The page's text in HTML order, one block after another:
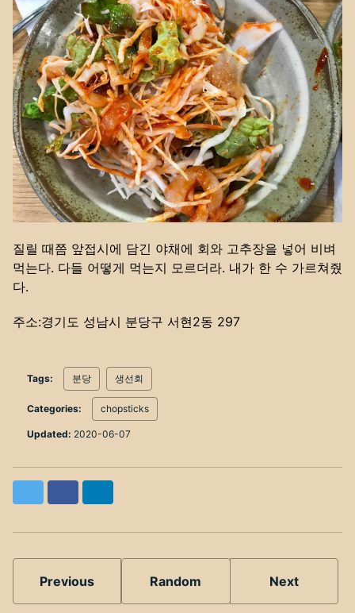
질릴 때쯤 앞접시에 담긴 야채에 회와 고추장을 넣어 비벼
먹는다. 다들 어떻게 먹는지 모르더라. 내가 한 수 가르쳐줬
다.
주소:경기도 성남시 분당구 서현2동 297
Tags: 분당 생선회
Categories: chopsticks
Updated: 2020-06-07
Previous Random Next